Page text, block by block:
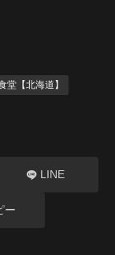
堂【北海道】
LINE
ー